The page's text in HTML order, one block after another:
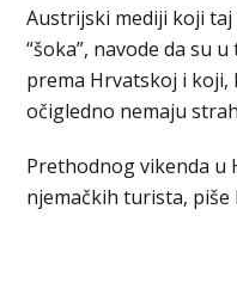
Austrijski mediji koji
“šoka”, navode da su
prema Hrvatskoj i koji,
očigledno nemaju
Prethodnog vikenda u
njemačkih turista, piše